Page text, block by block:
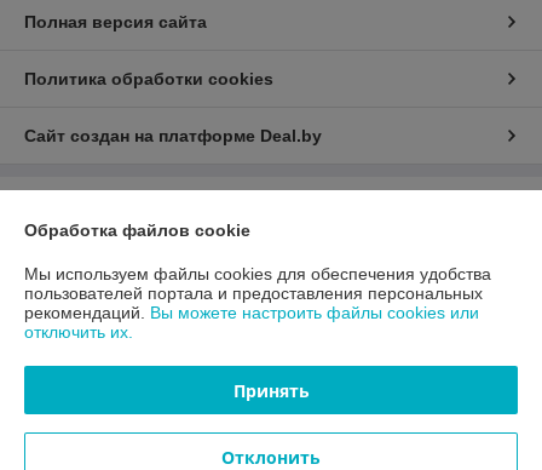
Полная версия сайта
Политика обработки cookies
Сайт создан на платформе Deal.by
220037, г. Минск, ул. Аннаева 84/7,комната 1-6
Регистрационный номер ЕГР: 193597061
Регистрационный орган: Мингорисполком
Местонахождение книги жалоб и предложений: 220037, г. Минск, ул.
Обработка файлов cookie
Мы используем файлы cookies для обеспечения удобства
пользователей портала и предоставления персональных
рекомендаций. Вы можете настроить файлы cookies или
отключить их.
Принять
Отклонить